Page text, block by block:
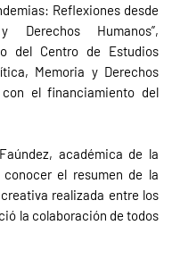
Reflexiones desde
Humanos”,
del Centro de Estudios
Memoria y Derechos
con el financiamiento del
académica de la
el resumen de la
realizada entre los
la colaboración de todos